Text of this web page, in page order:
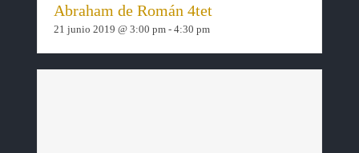
Abraham de Román 4tet
21 junio 2019 @ 3:00 pm- 4:30 pm